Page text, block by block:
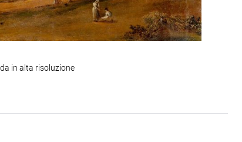
in alta risoluzione